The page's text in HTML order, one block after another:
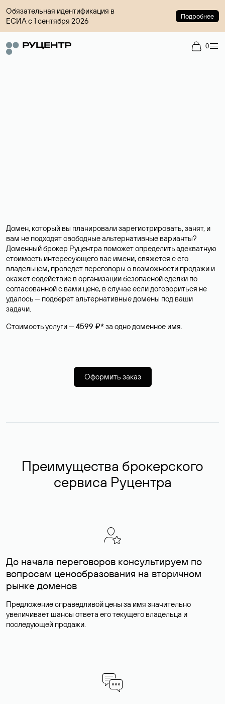
Обязательная идентификация в
ЕСИА с 1 сентября 2026
Подробнее
0
Домен, который вы планировали зарегистрировать, занят, и
вам не подходят свободные альтернативные варианты?
Доменный брокер Руцентра поможет определить адекватную
стоимость интересующего вас имени, свяжется с его
владельцем, проведет переговоры о возможности продажи и
окажет содействие в организации безопасной сделки по
согласованной с вами цене, в случае если договориться не
удалось — подберет альтернативные домены под ваши
задачи.
Стоимость услуги —4599 ₽*за одно доменное имя.
Оформить заказ
Преимущества брокерского
сервиса Руцентра
До начала переговоров консультируем по
вопросам ценообразования на вторичном
рынке доменов
Предложение справедливой цены за имя значительно
увеличивает шансы ответа его текущего владельца и
последующей продажи.